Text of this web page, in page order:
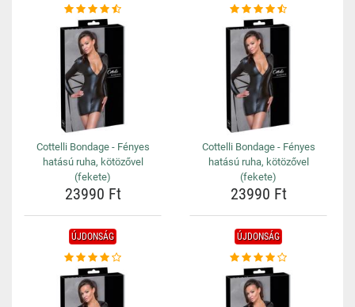
Cottelli Bondage - Fényes
hatású ruha, kötözővel
(fekete)
23990 Ft
Cottelli Bondage - Fényes
hatású ruha, kötözővel
(fekete)
23990 Ft
ÚJDONSÁG ÚJDONSÁG